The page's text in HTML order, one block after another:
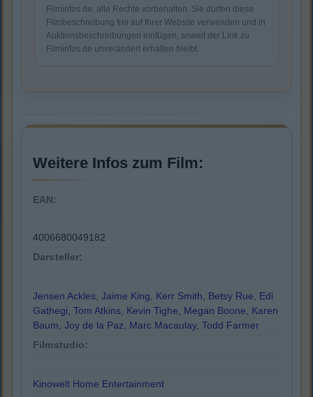
Filminfos.de, alle Rechte vorbehalten. Sie dürfen diese
Filmbeschreibung frei auf Ihrer Website verwenden und in
Auktionsbeschreibungen einfügen, soweit der Link zu
Filminfos.de unverändert erhalten bleibt.
Weitere Infos zum Film:
EAN:
4006680049182
Darsteller:
Jensen Ackles, Jaime King, Kerr Smith, Betsy Rue, Edi
Gathegi, Tom Atkins, Kevin Tighe, Megan Boone, Karen
Baum, Joy de la Paz, Marc Macaulay, Todd Farmer
Filmstudio:
Kinowelt Home Entertainment